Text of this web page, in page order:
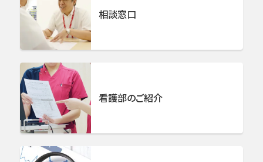
婦人科 女性ロボット・腹腔鏡手術部門
泌尿器科
形成外科
相談窓口
看護部のご紹介